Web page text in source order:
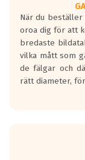
motorljudet.
På
en symbol av
bullernivå
medans de vita
ett tyst däck.
regelverket
Ett däck med
När du
oroa dig för att
bredaste
vilka mått som
de fälgar och
rätt diameter,